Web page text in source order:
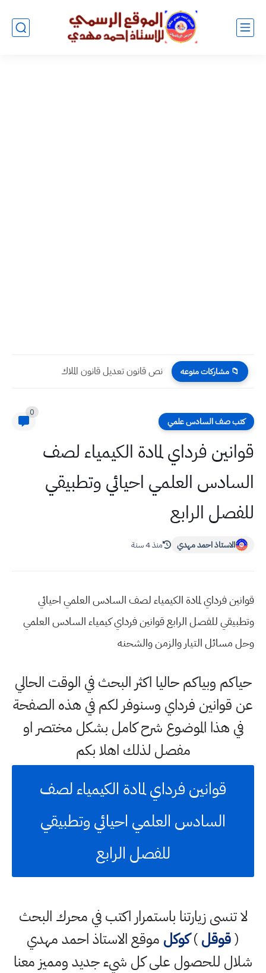
📁 مشاركات منوعه نص قانون تعديل قانون الملاك
كتب صف السادس علمي
0
قوانين فرداي لمادة الكيمياء لصف
السادس العلمي احيائي وتطبيقي
للفصل الرابع
الاستاذ احمد مهدي منذ 4 سنة
قوانين فرداي لمادة الكيمياء لصف السادس العلمي احيائي
وتطبيقي للفصل الرابع قوانين فرداي كيمياء السادس العلمي
وحل مسائل التيار والزمن والشحنه
حياكم وبياكم حاليا اكثر البحث في الوقت الحالي
عن قوانين فرداي وسنوفر لكم في هذه الصفحة
في هذا الموضوع شرح كامل بشكل مختصر او
مفصل لذلك اهلا بكم
قوانين فرداي لمادة الكيمياء لصف
السادس العلمي احيائي وتطبيقي
للفصل الرابع
لا تنسى زيارتنا باستمرار اكتب في محرك البحث
(قوقل)كوكل موقع الاستاذ احمد مهدي
شلال للحصول على كل شيء جديد ومميز معنا